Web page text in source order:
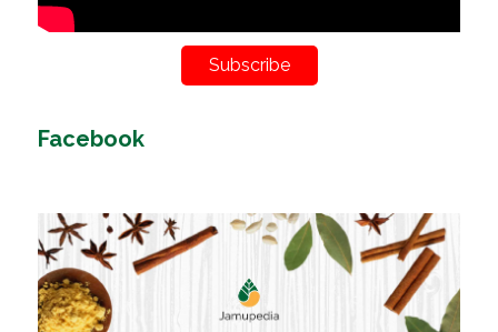
Subscribe
Facebook